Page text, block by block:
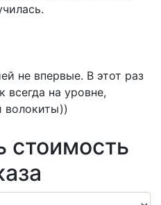
не впервые. В этот раз
на уровне,
волокиты))
стоимость